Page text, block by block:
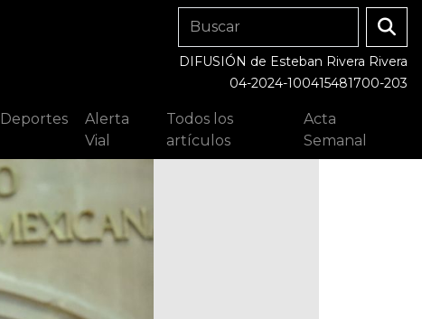
DIFUSIÓN de Esteban Rivera Rivera
04-2024-100415481700-203
Deportes
Alerta
Vial
Todos los
artículos
Acta
Semanal